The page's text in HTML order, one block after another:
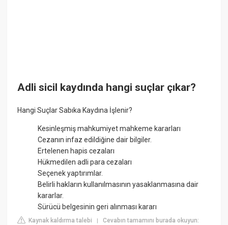
Adli sicil kaydında hangi suçlar çıkar?
Hangi Suçlar Sabıka Kaydına İşlenir?
Kesinleşmiş mahkumiyet mahkeme kararları
Cezanın infaz edildiğine dair bilgiler.
Ertelenen hapis cezaları
Hükmedilen adli para cezaları
Seçenek yaptırımlar.
Belirli hakların kullanılmasının yasaklanmasına dair
kararlar.
Sürücü belgesinin geri alınması kararı
Kaynak kaldırma talebi |Cevabın tamamını burada okuyun: